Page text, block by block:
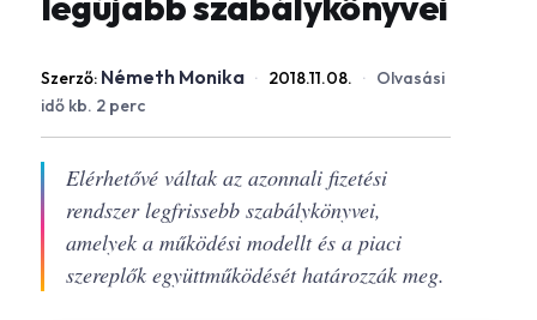
Szerző: Németh Monika · 2018.11.08. · Olvasási
idő kb. 2 perc
Elérhetővé váltak az azonnali fizetési
rendszer legfrissebb szabálykönyvei,
amelyek a működési modellt és a piaci
szereplők együttműködését határozzák meg.